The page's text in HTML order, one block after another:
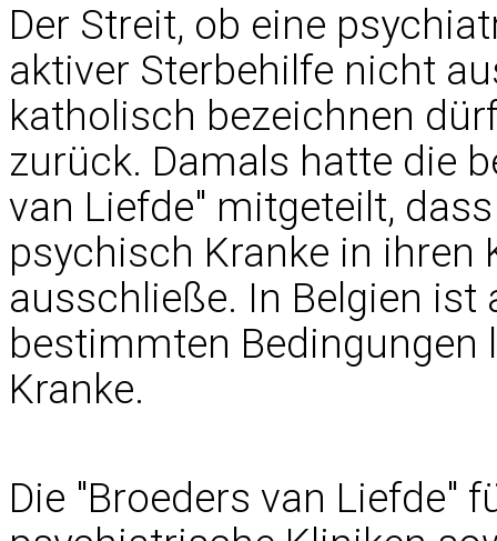
Der Streit, ob eine
aktiver Sterbehilfe nicht
katholisch bezeichnen
zurück. Damals hatte die
van Liefde" mitgeteilt,
psychisch Kranke in
ausschließe. In Belgien
bestimmten
Kranke.
Die "Broeders van Liefde"